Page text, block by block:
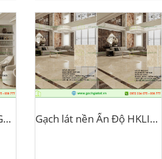
Gạch lát nền Ấn Độ HKGRAT Gạch lát nền Ấn Độ HKLIGHT